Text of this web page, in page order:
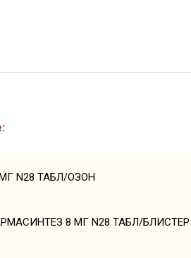
N28 ТАБЛ/ОЗОН
8 МГ N28 ТАБЛ/БЛИСТЕР